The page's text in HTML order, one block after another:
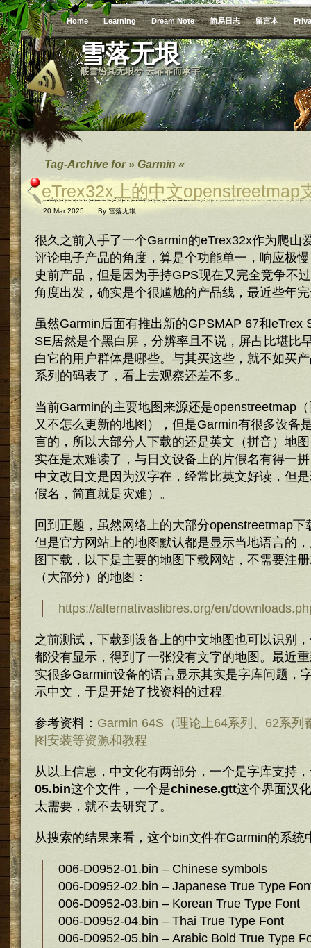
Home Learning Dream Note 简易日志 留言本
雪落无垠
霰雪纷其无垠兮 云霏霏而承宇
Tag-Archive for » Garmin «
eTrex32x上的中文openstreetmap
20 Mar 2025 By 雪落无垠
很久之前入手了一个Garmin的eTrex32x作为爬山
评论电子产品的角度，算是个功能单一，响应极
史前产品，但是因为手持GPS现在又完全竞争不
角度出发，确实是个很尴尬的产品线，最近些年
虽然Garmin后面有推出新的GPSMAP 67和eTrex
SE居然是个黑白屏，分辨率且不说，屏占比堪比
白它的用户群体是哪些。与其买这些，就不如买
系列的码表了，看上去观察还差不多。
当前Garmin的主要地图来源还是openstreetmap
又不怎么更新的地图），但是Garmin有很多设备
言的，所以大部分人下载的还是英文（拼音）地
实在是太难读了，与日文设备上的片假名有得一
中文改日文是因为汉字在，经常比英文好读，但
假名，简直就是灾难）。
回到正题，虽然网络上的大部分openstreetmap下
但是官方网站上的地图默认都是显示当地语言的
图下载，以下是主要的地图下载网站，不需要注
（大部分）的地图：
https://alternativaslibres.org/en/
之前测试，下载到设备上的中文地图也可以识别
都没有显示，得到了一张没有文字的地图。最近
实很多Garmin设备的语言显示其实是字库问题，
示中文，于是开始了找资料的过程。
参考资料： Garmin 64S（理论上64系列、62系列
图安装等资源和教程
从以上信息，中文化有两部分，一个是字库支持
05.bin这个文件，一个是chinese.gtt这个界面汉
太需要，就不去研究了。
从搜索的结果来看，这个bin文件在Garmin的系统
006-D0952-01.bin – Chinese symbols
006-D0952-02.bin – Japanese True Type
006-D0952-03.bin – Korean True Type Font
006-D0952-04.bin – Thai True Type Font
006-D0952-05.bin – Arabic Bold True Type